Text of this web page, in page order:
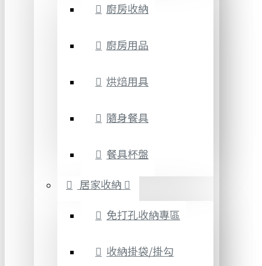
廚房收納
廚房用品
烘焙用具
隨身餐具
餐具杯盤
居家收納
免打孔收納專區
收納掛袋/掛勾